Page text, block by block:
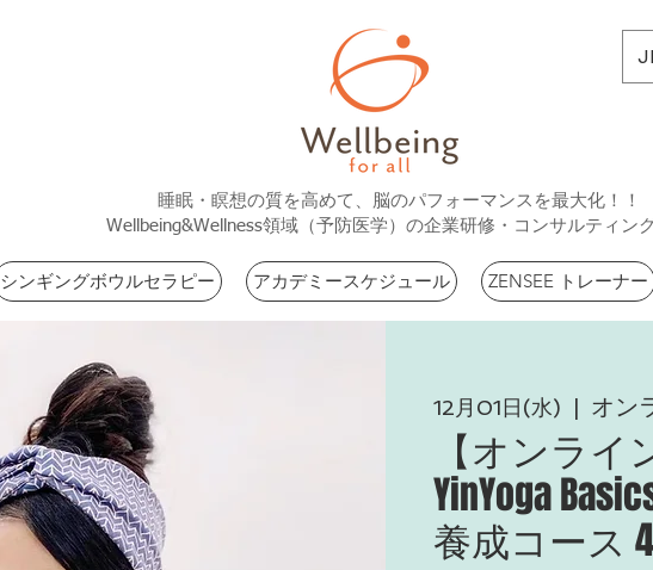
睡眠・瞑想の質を高めて、脳のパフォーマンスを最大化！！
Wellbeing&Wellness領域（予防医学）の企業研修・コンサルティン
シンギングボウルセラピー アカデミースケジュール ZENSEE トレーナー
12月01日(水)
  |
オン
【オンラ
YinYoga
養成コース